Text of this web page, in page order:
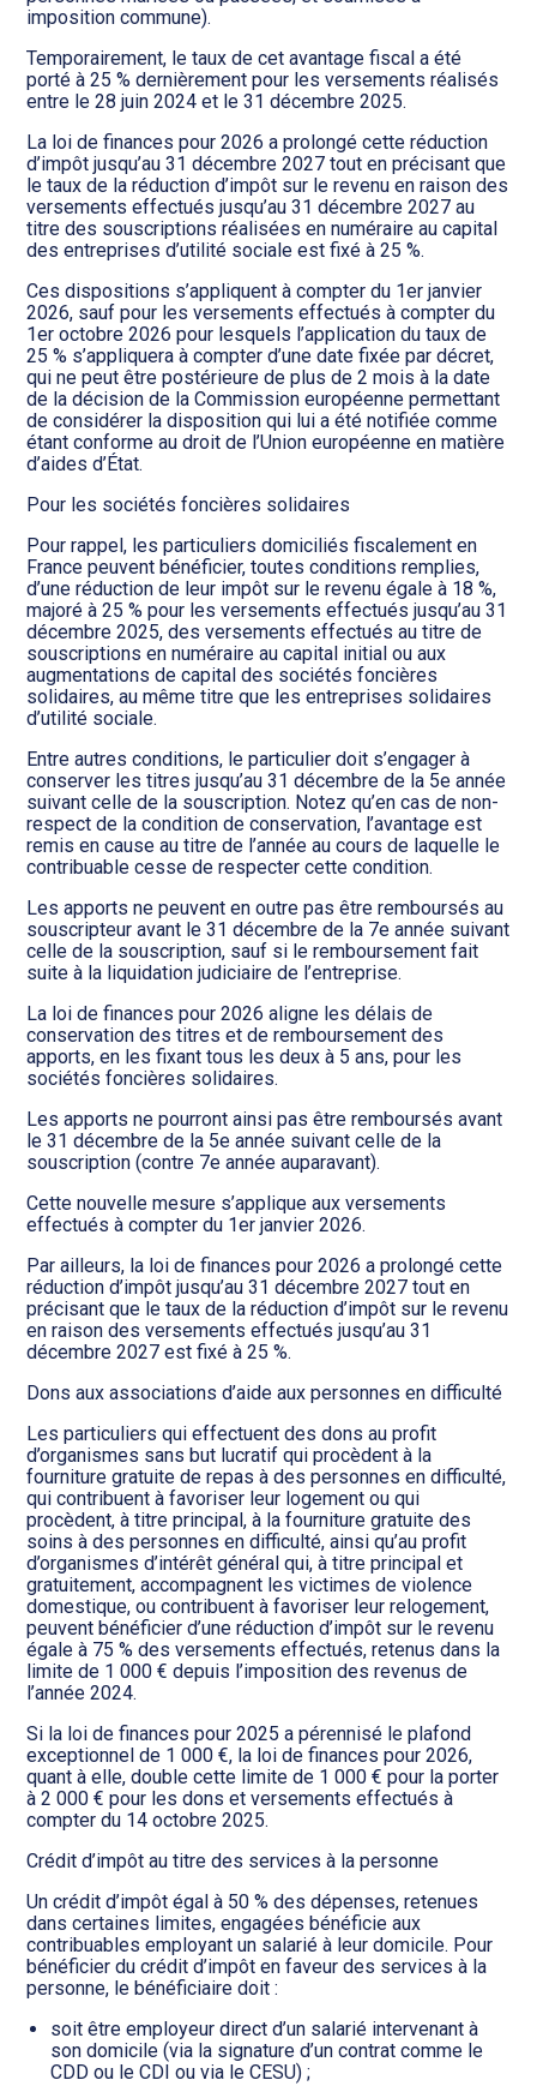
imposition commune).
Temporairement, le taux de cet avantage fiscal a été
porté à 25 % dernièrement pour les versements réalisés
entre le 28 juin 2024 et le 31 décembre 2025.
La loi de finances pour 2026 a prolongé cette réduction
d’impôt jusqu’au 31 décembre 2027 tout en précisant que
le taux de la réduction d’impôt sur le revenu en raison des
versements effectués jusqu’au 31 décembre 2027 au
titre des souscriptions réalisées en numéraire au capital
des entreprises d’utilité sociale est fixé à 25 %.
Ces dispositions s’appliquent à compter du 1er janvier
2026, sauf pour les versements effectués à compter du
1er octobre 2026 pour lesquels l’application du taux de
25 % s’appliquera à compter d’une date fixée par décret,
qui ne peut être postérieure de plus de 2 mois à la date
de la décision de la Commission européenne permettant
de considérer la disposition qui lui a été notifiée comme
étant conforme au droit de l’Union européenne en matière
d’aides d’État.
Pour les sociétés foncières solidaires
Pour rappel, les particuliers domiciliés fiscalement en
France peuvent bénéficier, toutes conditions remplies,
d’une réduction de leur impôt sur le revenu égale à 18 %,
majoré à 25 % pour les versements effectués jusqu’au 31
décembre 2025, des versements effectués au titre de
souscriptions en numéraire au capital initial ou aux
augmentations de capital des sociétés foncières
solidaires, au même titre que les entreprises solidaires
d’utilité sociale.
Entre autres conditions, le particulier doit s’engager à
conserver les titres jusqu’au 31 décembre de la 5e année
suivant celle de la souscription. Notez qu’en cas de non-
respect de la condition de conservation, l’avantage est
remis en cause au titre de l’année au cours de laquelle le
contribuable cesse de respecter cette condition.
Les apports ne peuvent en outre pas être remboursés au
souscripteur avant le 31 décembre de la 7e année suivant
celle de la souscription, sauf si le remboursement fait
suite à la liquidation judiciaire de l’entreprise.
La loi de finances pour 2026 aligne les délais de
conservation des titres et de remboursement des
apports, en les fixant tous les deux à 5 ans, pour les
sociétés foncières solidaires.
Les apports ne pourront ainsi pas être remboursés avant
le 31 décembre de la 5e année suivant celle de la
souscription (contre 7e année auparavant).
Cette nouvelle mesure s’applique aux versements
effectués à compter du 1er janvier 2026.
Par ailleurs, la loi de finances pour 2026 a prolongé cette
réduction d’impôt jusqu’au 31 décembre 2027 tout en
précisant que le taux de la réduction d’impôt sur le revenu
en raison des versements effectués jusqu’au 31
décembre 2027 est fixé à 25 %.
Dons aux associations d’aide aux personnes en difficulté
Les particuliers qui effectuent des dons au profit
d’organismes sans but lucratif qui procèdent à la
fourniture gratuite de repas à des personnes en difficulté,
qui contribuent à favoriser leur logement ou qui
procèdent, à titre principal, à la fourniture gratuite des
soins à des personnes en difficulté, ainsi qu’au profit
d’organismes d’intérêt général qui, à titre principal et
gratuitement, accompagnent les victimes de violence
domestique, ou contribuent à favoriser leur relogement,
peuvent bénéficier d’une réduction d’impôt sur le revenu
égale à 75 % des versements effectués, retenus dans la
limite de 1 000 € depuis l’imposition des revenus de
l’année 2024.
Si la loi de finances pour 2025 a pérennisé le plafond
exceptionnel de 1 000 €, la loi de finances pour 2026,
quant à elle, double cette limite de 1 000 € pour la porter
à 2 000 € pour les dons et versements effectués à
compter du 14 octobre 2025.
Crédit d’impôt au titre des services à la personne
Un crédit d’impôt égal à 50 % des dépenses, retenues
dans certaines limites, engagées bénéficie aux
contribuables employant un salarié à leur domicile. Pour
bénéficier du crédit d’impôt en faveur des services à la
personne, le bénéficiaire doit :
soit être employeur direct d’un salarié intervenant à
son domicile (via la signature d’un contrat comme le
CDD ou le CDI ou via le CESU) ;